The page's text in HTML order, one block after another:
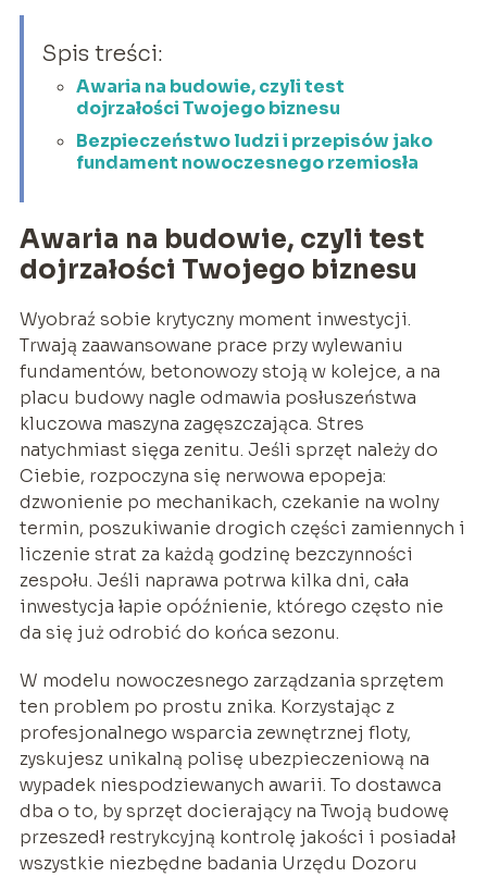
Spis treści:
Awaria na budowie, czyli test
dojrzałości Twojego biznesu
Bezpieczeństwo ludzi i przepisów jako
fundament nowoczesnego rzemiosła
Awaria na budowie, czyli test
dojrzałości Twojego biznesu
Wyobraź sobie krytyczny moment inwestycji.
Trwają zaawansowane prace przy wylewaniu
fundamentów, betonowozy stoją w kolejce, a na
placu budowy nagle odmawia posłuszeństwa
kluczowa maszyna zagęszczająca. Stres
natychmiast sięga zenitu. Jeśli sprzęt należy do
Ciebie, rozpoczyna się nerwowa epopeja:
dzwonienie po mechanikach, czekanie na wolny
termin, poszukiwanie drogich części zamiennych i
liczenie strat za każdą godzinę bezczynności
zespołu. Jeśli naprawa potrwa kilka dni, cała
inwestycja łapie opóźnienie, którego często nie
da się już odrobić do końca sezonu.
W modelu nowoczesnego zarządzania sprzętem
ten problem po prostu znika. Korzystając z
profesjonalnego wsparcia zewnętrznej floty,
zyskujesz unikalną polisę ubezpieczeniową na
wypadek niespodziewanych awarii. To dostawca
dba o to, by sprzęt docierający na Twoją budowę
przeszedł restrykcyjną kontrolę jakości i posiadał
wszystkie niezbędne badania Urzędu Dozoru